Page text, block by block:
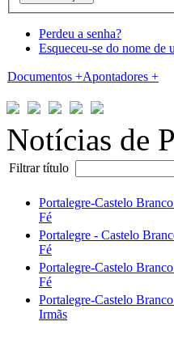
Perdeu a senha?
Esqueceu-se do nome de
Documentos +Apontadores +
Notícias de
Filtrar título
Portalegre-Castelo
Fé
Portalegre - Castelo
Fé
Portalegre-Castelo
Fé
Portalegre-Castelo
Irmãs